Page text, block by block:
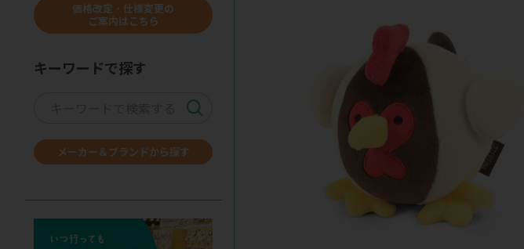
価格改定・仕様変更の
ご案内はこちら
キーワードで探す
メーカー＆ブランドから探す